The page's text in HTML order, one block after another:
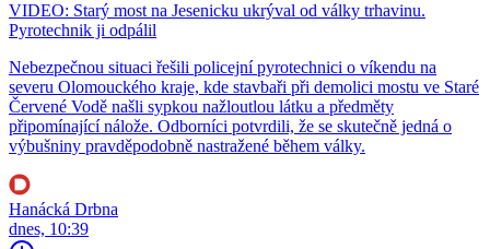
VIDEO: Starý most na Jesenicku ukrýval od války trhavinu.
Pyrotechnik ji odpálil
Nebezpečnou situaci řešili policejní pyrotechnici o víkendu na
severu Olomouckého kraje, kde stavbaři při demolici mostu ve Staré
Červené Vodě našli sypkou nažloutlou látku a předměty
připomínající nálože. Odborníci potvrdili, že se skutečně jedná o
výbušniny pravděpodobně nastražené během války.
Hanácká Drbna
dnes, 10:39